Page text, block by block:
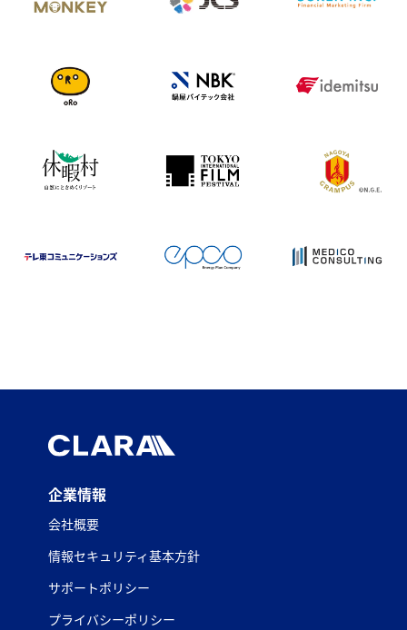
企業情報
会社概要
情報セキュリティ基本方針
サポートポリシー
プライバシーポリシー